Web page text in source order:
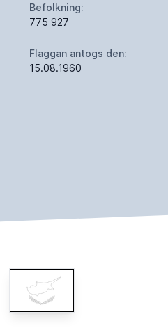
Befolkning:
775 927
Flaggan antogs den:
15.08.1960